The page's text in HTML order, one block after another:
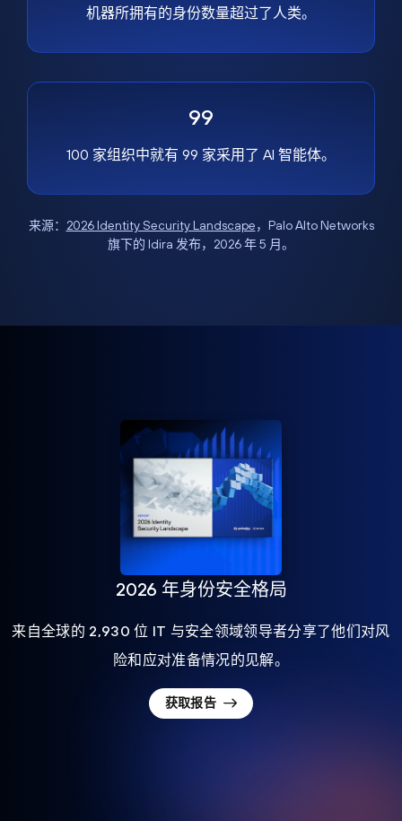
机器所拥有的身份数量超过了人类。
99
100 家组织中就有 99 家采用了 AI 智能体。
来源： 2026 Identity Security Landscape，Palo Alto Networks
旗下的 Idira 发布，2026 年 5 月。
2026 年身份安全格局
来自全球的 2,930 位 IT 与安全领域领导者分享了他们对风
险和应对准备情况的见解。
获取报告